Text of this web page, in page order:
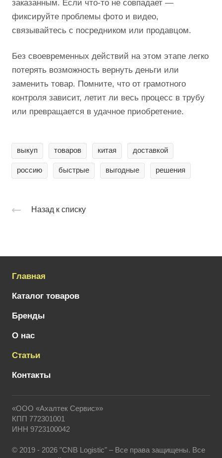
заказанным. Если что-то не совпадает —
фиксируйте проблемы фото и видео,
связывайтесь с посредником или продавцом.
Без своевременных действий на этом этапе легко
потерять возможность вернуть деньги или
заменить товар. Помните, что от грамотного
контроля зависит, летит ли весь процесс в трубу
или превращается в удачное приобретение.
выкуп товаров китая доставкой
россию быстрые выгодные решения
Назад к списку
Главная
Каталог товаров
Бренды
О нас
Статьи
Контакты
«ООО «Ахалтек Сервис»»
КПП 772301001
ИНН 9723100042
© 2019 - 2026 "CNB Logistic" – Все права защищены. Все